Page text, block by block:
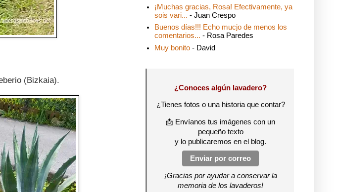
(Bizkaia).
¡Muchas gracias, Rosa! Efectivamente, ya
sois vari... - Juan Crespo
Buenos días!!! Echo mucjo de menos los
comentarios... - Rosa Paredes
Muy bonito - David
¿Conoces algún lavadero?
¿Tienes fotos o una historia que contar?
📩 Envíanos tus imágenes con un
pequeño texto
y lo publicaremos en el blog.
Enviar por correo
¡Gracias por ayudar a conservar la
memoria de los lavaderos!